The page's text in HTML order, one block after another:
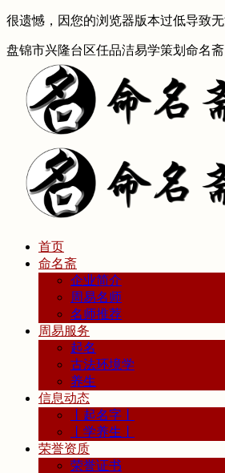
盘锦市兴隆台区任品洁易学策划命名斋
首页
命名斋
企业简介
周易名师
名师推荐
周易服务
起名
古法环境学
养生
信息动态
丨起名字丨
丨学养生丨
荣誉资质
荣誉证书